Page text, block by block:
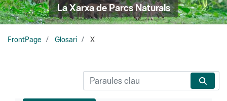
La Xarxa de Parcs Naturals
FrontPage Glosari X